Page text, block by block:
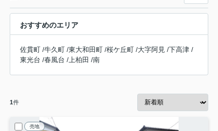
おすすめのエリア
佐貫町 /牛久町 /東大和田町 /桜ケ丘町 /大字阿見 /下高津 /
東光台 /春風台 / 上柏田 /南
1件
売地